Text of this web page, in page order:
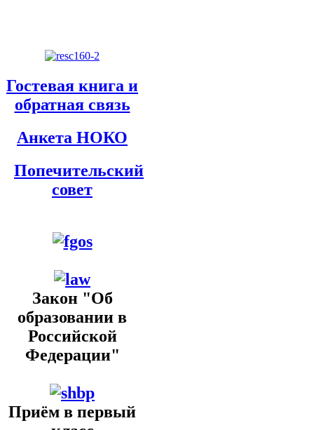
Гостевая книга и
обратная связь
Анкета НОКО
Попечительский
совет
Закон "Об
образовании в
Российской
Федерации"
Приём в первый